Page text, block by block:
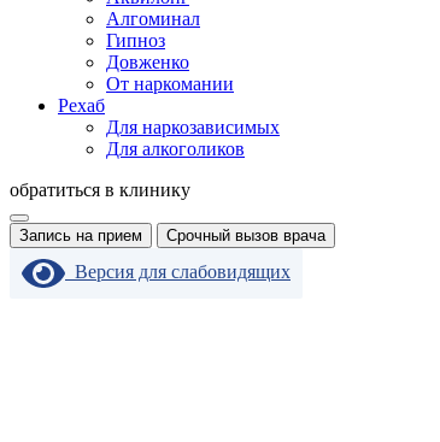
Алгоминал
Гипноз
Довженко
От наркомании
Рехаб
Для наркозависимых
Для алкоголиков
обратиться в клинику
Запись на прием Срочный вызов врача
Версия для слабовидящих